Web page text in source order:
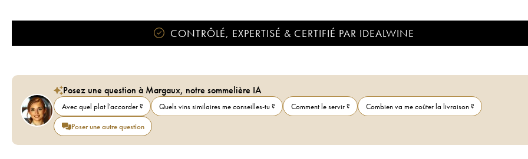
CONTRÔLÉ, EXPERTISÉ & CERTIFIÉ PAR IDEALWINE
Posez une question à Margaux, notre sommelière IA
Avec quel plat l'accorder ? Quels vins similaires me conseilles-tu ? Comment le servir ?
Combien va me coûter la livraison ?
Poser une autre question